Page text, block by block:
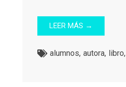
LEER MÁS →
alumnos, autora, libro,